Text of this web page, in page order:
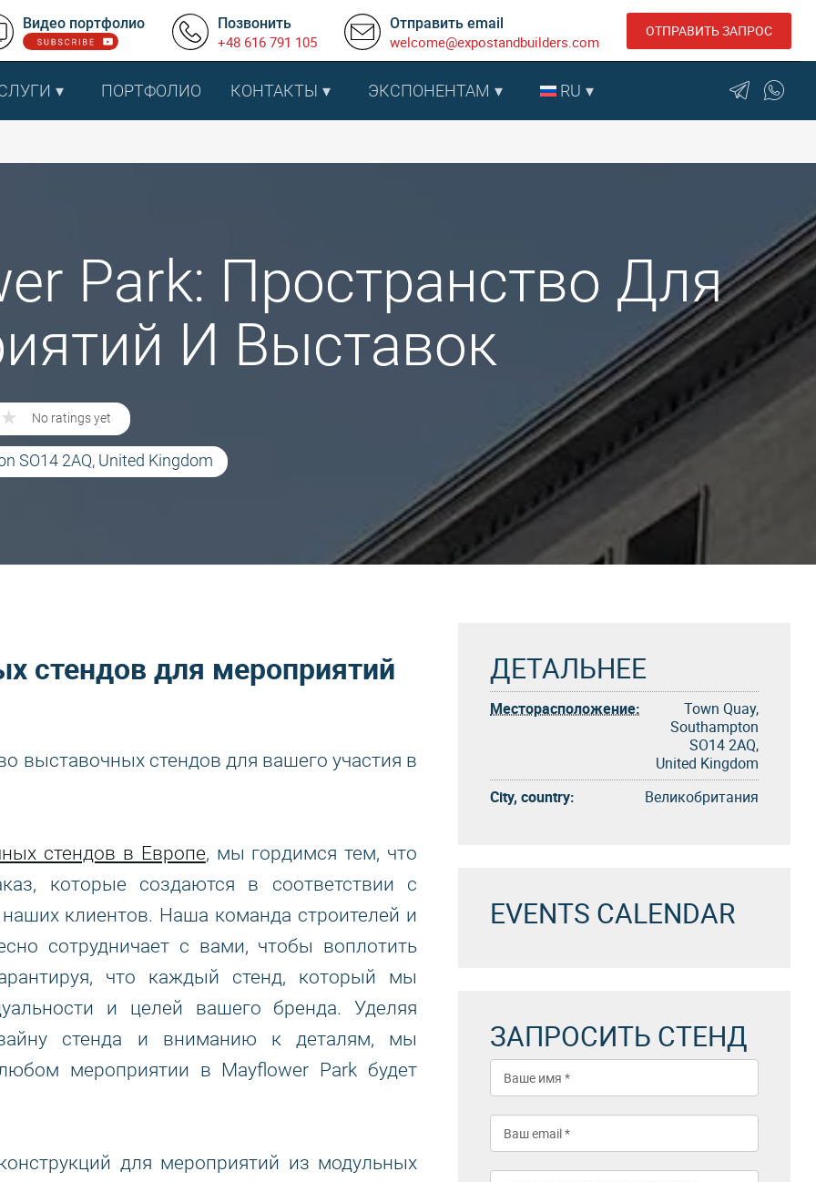
Видео портфолио Позвонить
+48 616 791 105
Отправить email
welcome@expostandbuilders.com
ОТПРАВИТЬ ЗАПРОС
ПОРТФОЛИО КОНТАКТЫ ЭКСПОНЕНТАМ RU
Park: Пространство Для
И Выставок
★
★ No ratings yet
SO14 2AQ, United Kingdom
стендов для мероприятий
выставочных стендов для вашего участия в
стендов в Европе, мы гордимся тем, что
которые создаются в соответствии с
клиентов. Наша команда строителей и
сотрудничает с вами, чтобы воплотить
что каждый стенд, который мы
и целей вашего бренда. Уделяя
стенда и вниманию к деталям, мы
мероприятии в Mayflower Park будет
для мероприятий из модульных
ДЕТАЛЬНЕЕ
Месторасположение:
Town Quay,
Southampton
SO14 2AQ,
United Kingdom
City, country:
Великобритания
EVENTS CALENDAR
ЗАПРОСИТЬ СТЕНД